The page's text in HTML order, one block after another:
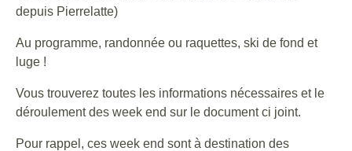
depuis Pierrelatte)
Au programme, randonnée ou raquettes, ski de fond et
luge !
Vous trouverez toutes les informations nécessaires et le
déroulement des week end sur le document ci joint.
Pour rappel, ces week end sont à destination des